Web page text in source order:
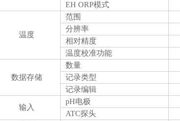
EH ORP模式
温度
范围
分辨率
相对精度
温度校准功能
数据存储
数量
记录类型
记录编辑
输入
pH电极
ATC探头